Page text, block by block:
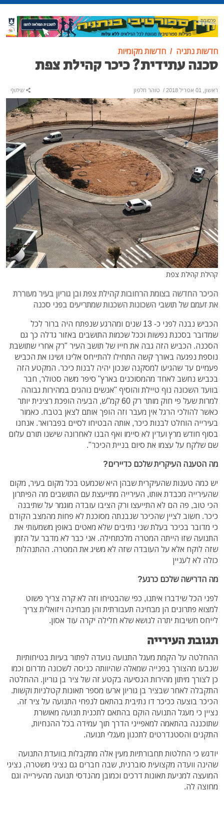
פרסומת
חדשות נתניה חדשות מקומיות
סכנה עתידית? כיכר קהילת צפת
ראשון, 01 אפריל 2018 / טוהר חלפון שיתוף
קהילת קהילת צפת
הכיכר החדשה בצומת הרחובות קהילת צפת ובן גוריון בעיר מעוררת
את זעמם של תושבי השכונות השכנות שמתריעים בפני סכנה
הכביש נבנה לפני כ- 13 שנים ומהרגע שנפתח היה ברור לכל
שמדובר בסכנת נפשות וככל שכמות התושבים באזור גדלה כך גם
הסכנה. הכביש הזה גבה את חייו של תושב העיר "רק אחרי שתושבת
נוספת נפגעה באורך קשה התחילו להתייחס אלינו ושינו את הכביש
פעמיים עד שהגיעו למסקנה שנכון יהיה לבנות כיכר. המקטע הזה
בכביש נחשב לאחד מהמסוכנים בארץ" סיפר משה סטולר, חבר
בוועד השכונה נוף טיילת והוסיף "אנשים נוהגים במהירות גבוהה
למרות שעל פי חוק מותר רק 60 קמ"ש, הבעיה הופכת רצינית יותר
כאשר להולכי הרגל אין מעבר וזה הופך אותם לצאן בטבח. כאמור
בעירייה הוחלט לבנות כיכר, אותה הבטיחו לסיים בפברואר. אנחנו
בסוף חודש מרץ ועדין לא סיימו ואף הבנו לאחרונה שישנו תורם עלום
שם שלקח על עצמו את סיום בניית הכיכר".
מה הטענה העיקרית שלכם כדיירים?
יש כמה טענות שהעיקרית שבהן היא שכמעט בכל מקום בעיר, מקום
שהעירייה מכבדת אותו, העירייה מתייעצת עם התושבים מה הפיתרון
הכי טוב, פה הם לא התייעצו ורק הציבו עובדה מוגמר על שתיבנה
כיכר. חשוב לציין שהכיכר שנבנתה מסוכנת לא פחות מהמצב הקודם
כי מדובר בכיכר בעלת שני נתיבים שלא מאטים באופן משמעותי את
התנועה שזו הייתה המטרה מלכתחילה. אני כבר לא מדבר על הזמן
שזה לוקח אלא על העובדה שזה לא משיג את המטרה. ההתנהלות
כולה לא לעניין
מה הדרישה שלכם כרגע?
לפני הכל שידברו איתנו, כפי שהבטיחו וזה לא קרה צריך פשוט
למצוא פתרונים הן מבחינה תעבורתית והן מבחינה ויזואלית צריך
לייחס חשיבות יתרה לנושא שלא חלילה יקרה עוד אסון.
תגובת העירייה
ההחלטה על הקמת מעגל התנועה נועדה לפתור בעיות בטיחותיות
שנבעו מהצורך בפנייה שמאלה שהיוותה כניסה לשכונה מדרום וכמו
כן לצורך מיתון מהירות הנסיעה בקטע זה של ציר בן גוריון. ההחלטה
התקבלה לאחר שבציר בן גוריון ארעו מספר תאונות קטלניות וקשות.
הכיכר בוצעה ככיכר דו נתיבית בהתאם לנפחי התנועה על ציר זה.
נציין כי מעגל התנועה הוקם בהתאם לתכנית תנועה מאושרת
שתוכננה בהתאמה למאפייני הדרך תוך עמידה בכל ההנחיות,
התקנים והסטנדרטים לתכנון מעגלי תנועה.
יודגש כי החלטות תחבורתיות מעין אלה מתקבלות בוועדת התנועה
שהינה וועדה מקצועית סוברנית, שבה חברים גם נציגי משטרה, נציגי
המועצה למניעת תאונות דרכים וכמובן מהנדסי תנועה מהעירייה וגם
מחוצה לה.